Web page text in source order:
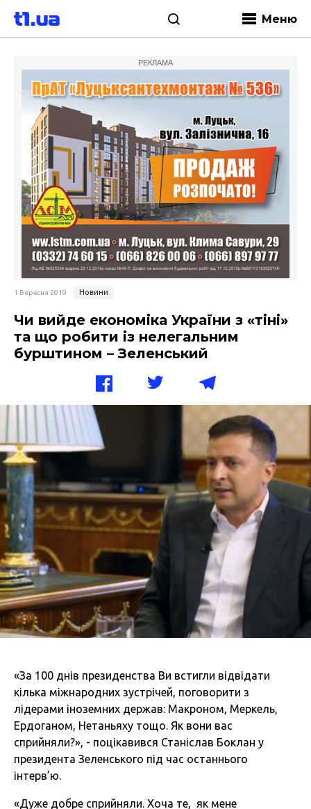
Меню
РЕКЛАМА
1 Вересня 2019 Новини
Чи вийде економіка України з «тіні»
та що робити із нелегальним
бурштином – Зеленський
«За 100 днів президенства Ви встигли відвідати
кілька міжнародних зустрічей, поговорити з
лідерами іноземних держав: Макроном, Меркель,
Ердоганом, Нетаньяху тощо. Як вони вас
сприйняли?», - поцікавився Станіслав Боклан у
президента Зеленського під час останнього
інтерв’ю.
«Дуже добре сприйняли. Хоча те, як мене